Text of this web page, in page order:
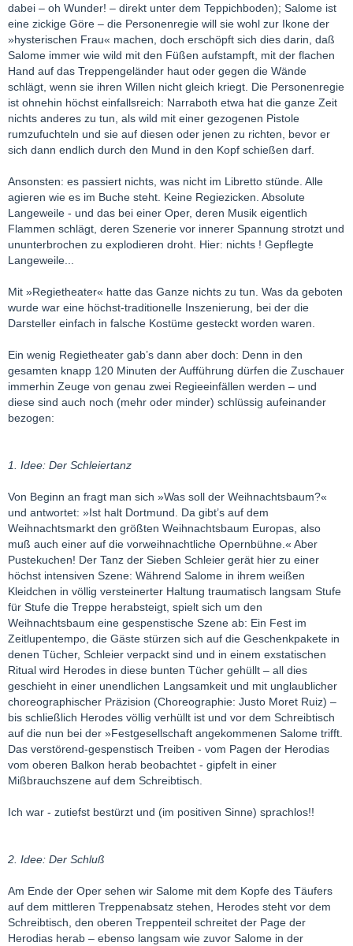
dabei – oh Wunder! – direkt unter dem Teppichboden); Salome ist
eine zickige Göre – die Personenregie will sie wohl zur Ikone der
»hysterischen Frau« machen, doch erschöpft sich dies darin, daß
Salome immer wie wild mit den Füßen aufstampft, mit der flachen
Hand auf das Treppengeländer haut oder gegen die Wände
schlägt, wenn sie ihren Willen nicht gleich kriegt. Die Personenregie
ist ohnehin höchst einfallsreich: Narraboth etwa hat die ganze Zeit
nichts anderes zu tun, als wild mit einer gezogenen Pistole
rumzufuchteln und sie auf diesen oder jenen zu richten, bevor er
sich dann endlich durch den Mund in den Kopf schießen darf.
Ansonsten: es passiert nichts, was nicht im Libretto stünde. Alle
agieren wie es im Buche steht. Keine Regiezicken. Absolute
Langeweile - und das bei einer Oper, deren Musik eigentlich
Flammen schlägt, deren Szenerie vor innerer Spannung strotzt und
ununterbrochen zu explodieren droht. Hier: nichts ! Gepflegte
Langeweile...
Mit »Regietheater« hatte das Ganze nichts zu tun. Was da geboten
wurde war eine höchst-traditionelle Inszenierung, bei der die
Darsteller einfach in falsche Kostüme gesteckt worden waren.
Ein wenig Regietheater gab’s dann aber doch: Denn in den
gesamten knapp 120 Minuten der Aufführung dürfen die Zuschauer
immerhin Zeuge von genau zwei Regieeinfällen werden – und
diese sind auch noch (mehr oder minder) schlüssig aufeinander
bezogen:
1. Idee: Der Schleiertanz
Von Beginn an fragt man sich »Was soll der Weihnachtsbaum?«
und antwortet: »Ist halt Dortmund. Da gibt’s auf dem
Weihnachtsmarkt den größten Weihnachtsbaum Europas, also
muß auch einer auf die vorweihnachtliche Opernbühne.« Aber
Pustekuchen! Der Tanz der Sieben Schleier gerät hier zu einer
höchst intensiven Szene: Während Salome in ihrem weißen
Kleidchen in völlig versteinerter Haltung traumatisch langsam Stufe
für Stufe die Treppe herabsteigt, spielt sich um den
Weihnachtsbaum eine gespenstische Szene ab: Ein Fest im
Zeitlupentempo, die Gäste stürzen sich auf die Geschenkpakete in
denen Tücher, Schleier verpackt sind und in einem exstatischen
Ritual wird Herodes in diese bunten Tücher gehüllt – all dies
geschieht in einer unendlichen Langsamkeit und mit unglaublicher
choreographischer Präzision (Choreographie: Justo Moret Ruiz) –
bis schließlich Herodes völlig verhüllt ist und vor dem Schreibtisch
auf die nun bei der »Festgesellschaft angekommenen Salome trifft.
Das verstörend-gespenstisch Treiben - vom Pagen der Herodias
vom oberen Balkon herab beobachtet - gipfelt in einer
Mißbrauchszene auf dem Schreibtisch.
Ich war - zutiefst bestürzt und (im positiven Sinne) sprachlos!!
2. Idee: Der Schluß
Am Ende der Oper sehen wir Salome mit dem Kopfe des Täufers
auf dem mittleren Treppenabsatz stehen, Herodes steht vor dem
Schreibtisch, den oberen Treppenteil schreitet der Page der
Herodias herab – ebenso langsam wie zuvor Salome in der